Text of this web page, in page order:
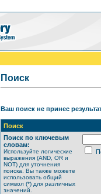
Поиск
Ваш поиск не принес
Поиск
Поиск по ключевым
словам:
Используйте логические
выражения (AND, OR и
NOT) для уточнения
поиска. Вы также можете
использовать общий
символ (*) для различных
значений.